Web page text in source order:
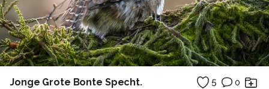
Jonge Grote Bonte Specht. 5 0